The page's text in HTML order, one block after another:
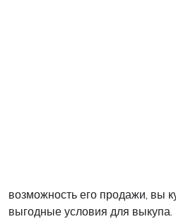
возможность его продажи, вы
выгодные условия для выкупа.